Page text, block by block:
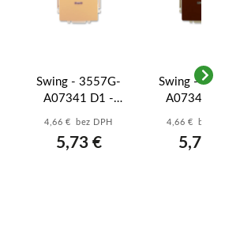
Swing - 3557G-
A07341 D1 -
Prepínač 7So,
béžová
4,66 € bez DPH
5,73 €
Swing -
A07341
Prepínač
hnedá
4,66 € bez
5,73 €